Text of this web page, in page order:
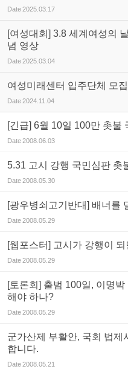
Date2025.03.17
[여성대회] 3.8 세계여성의
념 영상
Date2025.03.04
여성미래센터 입주단체 모집
Date2024.11.04
[긴급] 6월 10일 100만 촛불
Date2008.06.03
5.31 고시 강행 국민심판 촛
Date2008.05.30
[광우병쇠고기반대] 배너를
Date2008.05.29
[웹포스터] 고시가 강행이
Date2008.05.29
[토론회] 출범 100일, 이명
해야 하나?
Date2008.05.29
군가산제 부활안, 국회 법
합니다.
Date2008.05.21